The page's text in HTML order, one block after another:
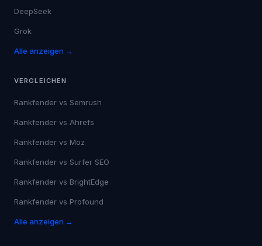
DeepSeek
Grok
Alle anzeigen →
VERGLEICHEN
Rankfender vs Semrush
Rankfender vs Ahrefs
Rankfender vs Moz
Rankfender vs Surfer SEO
Rankfender vs BrightEdge
Rankfender vs Profound
Alle anzeigen →